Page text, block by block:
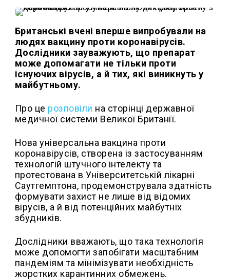
Британські вчені вперше випробували на
людях вакцину проти коронавірусів.
Дослідники зауважують, що препарат
може допомагати не тільки проти
існуючих вірусів, а й тих, які виникнуть у
майбутньому.
Про це розповіли на сторінці державної
медичної системи Великої Британії.
Нова універсальна вакцина проти
коронавірусів, створена із застосуванням
технологій штучного інтелекту та
протестована в Університетській лікарні
Саутгемптона, продемонструвала здатність
формувати захист не лише від відомих
вірусів, а й від потенційних майбутніх
збудників.
Дослідники вважають, що така технологія
може допомогти запобігати масштабним
пандеміям та мінімізувати необхідність
жорстких карантинних обмежень.